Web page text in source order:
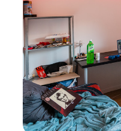
Nieuw
Begin
voor